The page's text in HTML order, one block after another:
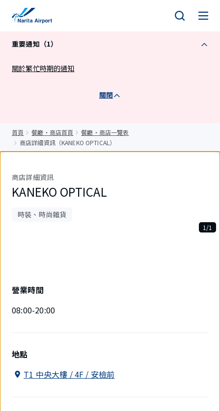
重要通知（1）
關於繁忙時期的通知
關閉
首頁 餐廳・商店首頁
餐廳・商店一覽表
商店詳細資訊（KANEKO OPTICAL）
商店詳細資訊
KANEKO OPTICAL
時裝、時尚雜貨
件。
1/1
營業時間
08:00-20:00
地點
T1 中央大樓 / 4F / 安檢前